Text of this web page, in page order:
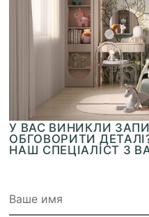
У ВАС ВИНИКЛИ
ОБГОВОРИТИ
НАШ СПЕЦІАЛІСТ З